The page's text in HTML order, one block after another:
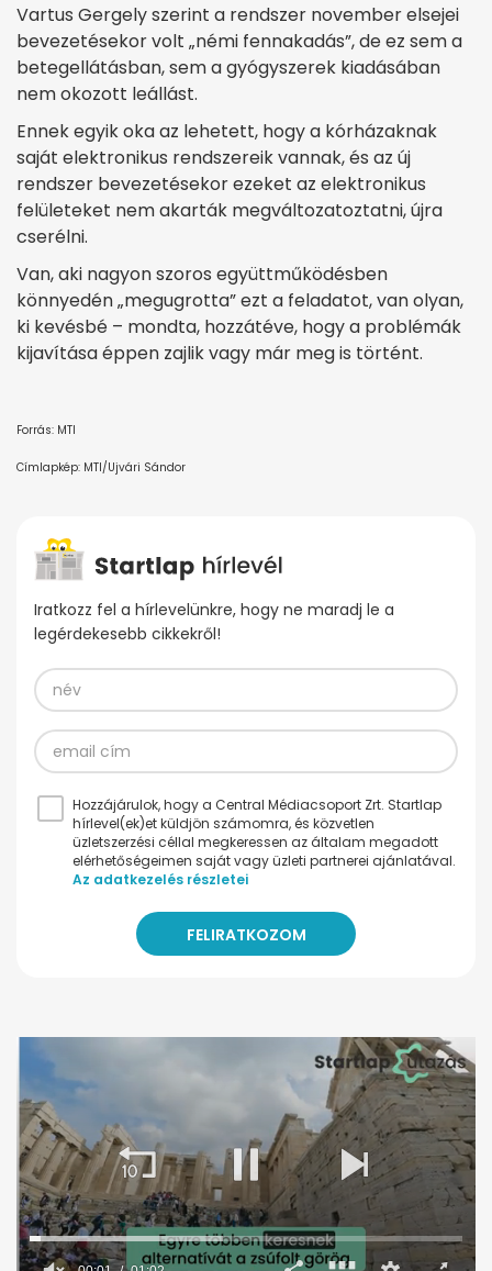
Vartus Gergely szerint a rendszer november elsejei
bevezetésekor volt „némi fennakadás”, de ez sem a
betegellátásban, sem a gyógyszerek kiadásában
nem okozott leállást.
Ennek egyik oka az lehetett, hogy a kórházaknak
saját elektronikus rendszereik vannak, és az új
rendszer bevezetésekor ezeket az elektronikus
felületeket nem akarták megváltozatoztatni, újra
cserélni.
Van, aki nagyon szoros együttműködésben
könnyedén „megugrotta” ezt a feladatot, van olyan,
ki kevésbé – mondta, hozzátéve, hogy a problémák
kijavítása éppen zajlik vagy már meg is történt.
Forrás: MTI
Címlapkép: MTI/Ujvári Sándor
Iratkozz fel a hírlevelünkre, hogy ne maradj le a
legérdekesebb cikkekről!
Hozzájárulok, hogy a Central Médiacsoport Zrt. Startlap
hírlevel(ek)et küldjön számomra, és közvetlen
üzletszerzési céllal megkeressen az általam megadott
elérhetőségeimen saját vagy üzleti partnerei ajánlatával.
Az adatkezelés részletei